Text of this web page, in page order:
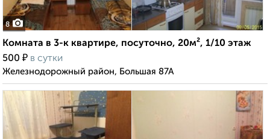
8
Комната в 3-к квартире, посуточно, 20м², 1/10 этаж
500 ₽ в сутки
Железнодорожный район, Большая 87А